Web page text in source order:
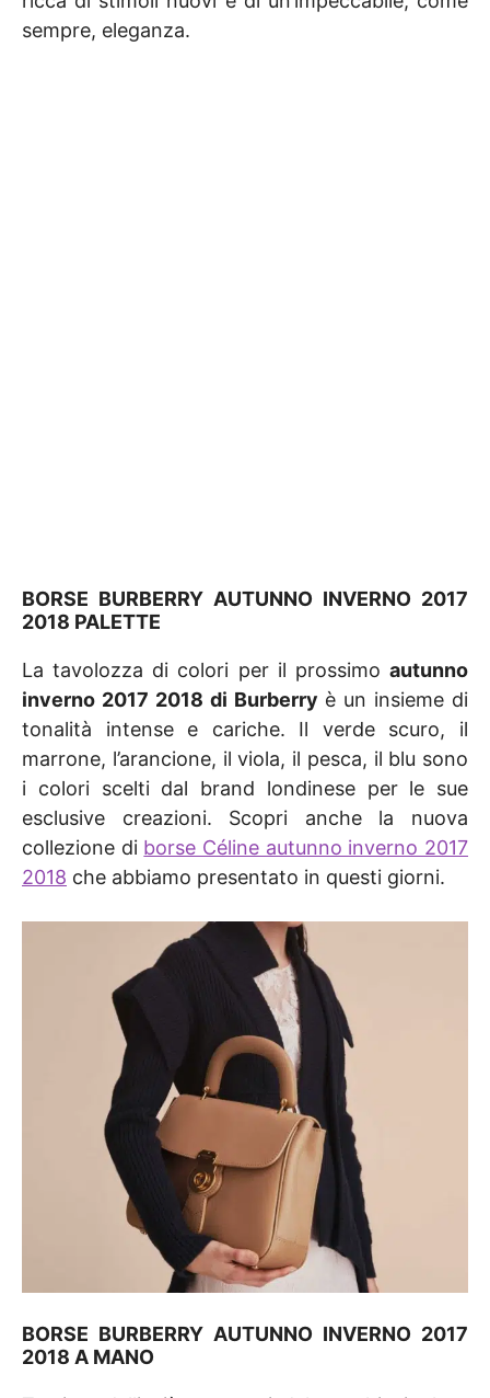
sempre, eleganza.
BORSE BURBERRY AUTUNNO INVERNO 2017
2018 PALETTE
La tavolozza di colori per il prossimo autunno
inverno 2017 2018 di Burberry è un insieme di
tonalità intense e cariche. Il verde scuro, il
marrone, l’arancione, il viola, il pesca, il blu sono
i colori scelti dal brand londinese per le sue
esclusive creazioni. Scopri anche la nuova
collezione di borse Céline autunno inverno 2017
2018 che abbiamo presentato in questi giorni.
BORSE BURBERRY AUTUNNO INVERNO 2017
2018 A MANO